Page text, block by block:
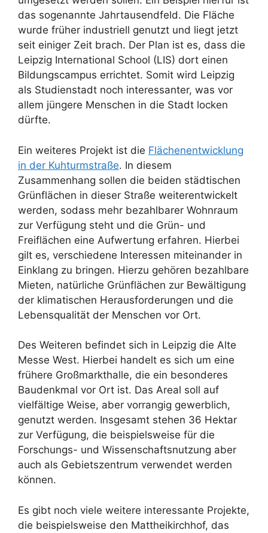
das sogenannte Jahrtausendfeld. Die Fläche
wurde früher industriell genutzt und liegt jetzt
seit einiger Zeit brach. Der Plan ist es, dass die
Leipzig International School (LIS) dort einen
Bildungscampus errichtet. Somit wird Leipzig
als Studienstadt noch interessanter, was vor
allem jüngere Menschen in die Stadt locken
dürfte.
Ein weiteres Projekt ist die Flächenentwicklung
in der Kuhturmstraße. In diesem
Zusammenhang sollen die beiden städtischen
Grünflächen in dieser Straße weiterentwickelt
werden, sodass mehr bezahlbarer Wohnraum
zur Verfügung steht und die Grün- und
Freiflächen eine Aufwertung erfahren. Hierbei
gilt es, verschiedene Interessen miteinander in
Einklang zu bringen. Hierzu gehören bezahlbare
Mieten, natürliche Grünflächen zur Bewältigung
der klimatischen Herausforderungen und die
Lebensqualität der Menschen vor Ort.
Des Weiteren befindet sich in Leipzig die Alte
Messe West. Hierbei handelt es sich um eine
frühere Großmarkthalle, die ein besonderes
Baudenkmal vor Ort ist. Das Areal soll auf
vielfältige Weise, aber vorrangig gewerblich,
genutzt werden. Insgesamt stehen 36 Hektar
zur Verfügung, die beispielsweise für die
Forschungs- und Wissenschaftsnutzung aber
auch als Gebietszentrum verwendet werden
können.
Es gibt noch viele weitere interessante Projekte,
die beispielsweise den Mattheikirchhof, das